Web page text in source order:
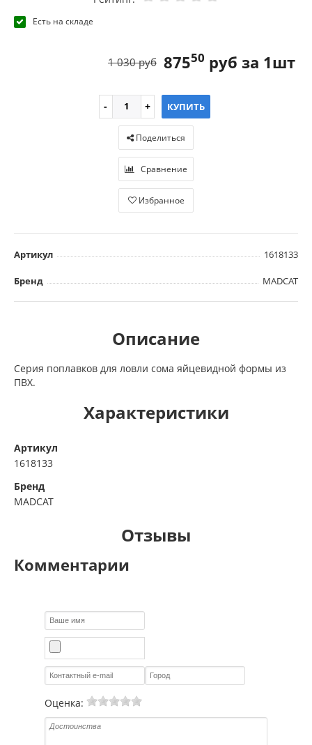
Есть на складе
87550 руб за 1шт
1 030 руб
КУПИТЬ
Поделиться
Сравнение
Избранное
Артикул 1618133
Бренд MADCAT
Описание
Серия поплавков для ловли сома яйцевидной формы из
ПВХ.
Характеристики
Артикул
1618133
Бренд
MADCAT
Отзывы
Комментарии
Оценка: